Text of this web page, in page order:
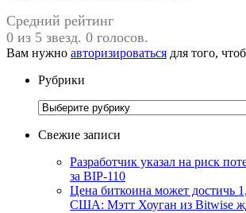
Средний рейтинг
0 из 5 звезд. 0 голосов.
Вам нужно авторизироваться для того,
Рубрики
Рубрики
Свежие записи
Разработчик указал на риск
за BIP-110
Цена биткоина может достичь
США: Мэтт Хоуган из Bitwise